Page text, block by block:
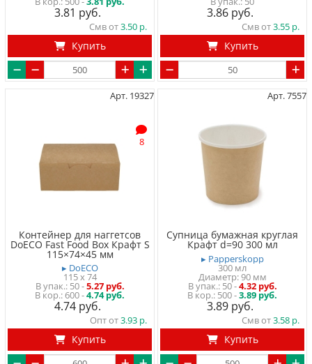
3.81
Смв от3.50
Купить
3.86
Смв от3.55
Купить
Арт. 19327
8
Контейнер для наггетсов
DoECO Fast Food Box Крафт S
115×74×45 мм
▸ DoECO
115 x 74
50-5.27 руб.
600 -4.74 руб.
4.74
Опт от3.93
Купить
Арт. 7557
Супница бумажная круглая
Крафт d=90 300 мл
▸ Papperskopp
300 мл
Диаметр: 90 мм
50-4.32 руб.
500 -3.89 руб.
3.89
Смв от3.58
Купить